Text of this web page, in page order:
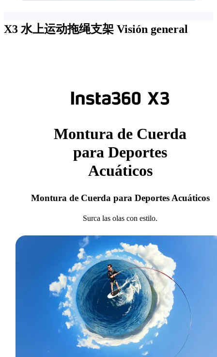
X3 水上运动拖绳支架 Visión general
Montura de Cuerda
para Deportes
Acuáticos
Montura de Cuerda para Deportes Acuáticos
Surca las olas con estilo.